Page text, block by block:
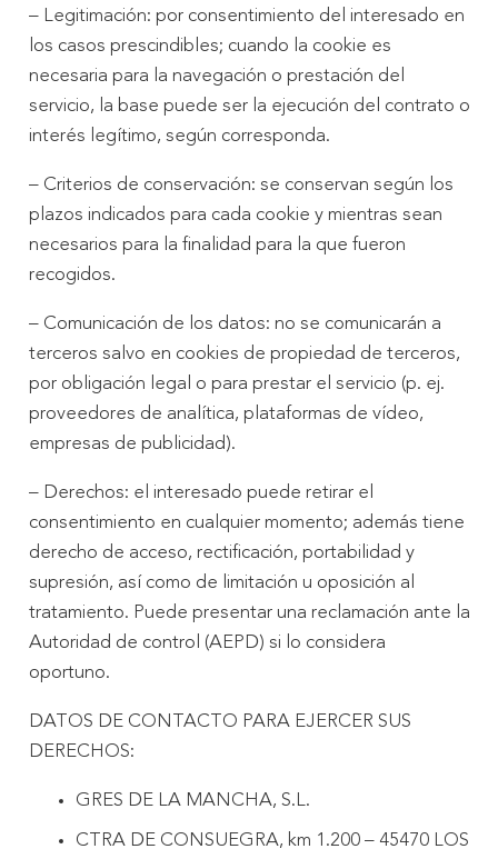
– Legitimación: por consentimiento del interesado en
los casos prescindibles; cuando la cookie es
necesaria para la navegación o prestación del
servicio, la base puede ser la ejecución del contrato o
interés legítimo, según corresponda.
– Criterios de conservación: se conservan según los
plazos indicados para cada cookie y mientras sean
necesarios para la finalidad para la que fueron
recogidos.
– Comunicación de los datos: no se comunicarán a
terceros salvo en cookies de propiedad de terceros,
por obligación legal o para prestar el servicio (p. ej.
proveedores de analítica, plataformas de vídeo,
empresas de publicidad).
– Derechos: el interesado puede retirar el
consentimiento en cualquier momento; además tiene
derecho de acceso, rectificación, portabilidad y
supresión, así como de limitación u oposición al
tratamiento. Puede presentar una reclamación ante la
Autoridad de control (AEPD) si lo considera
oportuno.
DATOS DE CONTACTO PARA EJERCER SUS
DERECHOS:
GRES DE LA MANCHA, S.L.
CTRA DE CONSUEGRA, km 1.200 – 45470 LOS